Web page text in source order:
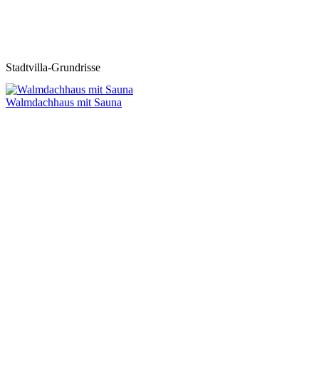
Stadtvilla-Grundrisse
Walmdachhaus mit Sauna